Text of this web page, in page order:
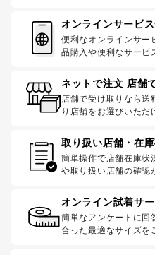
オンラインサービ
便利なオンラインサ
品購入や便利なサービ
ネットで注文 店舗
店舗で受け取りなら送
り店舗をお選びいただ
取り扱い店舗・在
簡単操作で店舗在庫状
や取り扱い店舗の確認
オンライン試着サ
簡単なアンケートに回
合った最適なサイズを